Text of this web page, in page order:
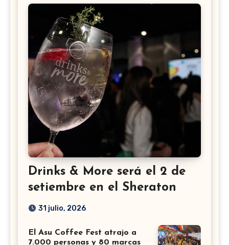
Drinks & More será el 2 de
setiembre en el Sheraton
31 julio, 2026
El Asu Coffee Fest atrajo a
7.000 personas y 80 marcas